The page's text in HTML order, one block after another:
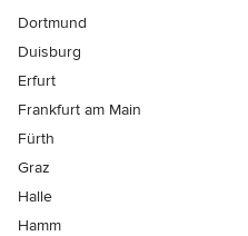
Dortmund
Duisburg
Erfurt
Frankfurt am Main
Fürth
Graz
Halle
Hamm